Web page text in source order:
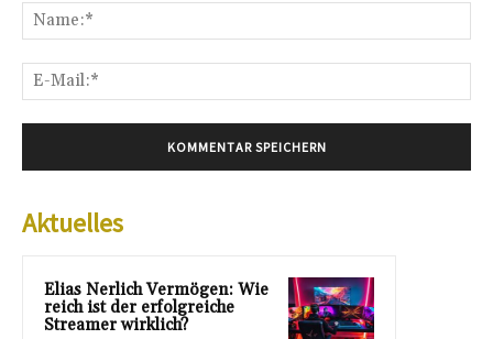
Aktuelles
Elias Nerlich Vermögen: Wie
reich ist der erfolgreiche
Streamer wirklich?